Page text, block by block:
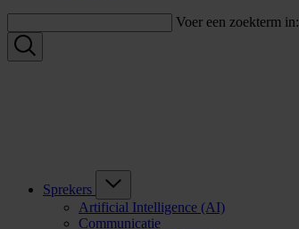
Voer een zoekterm in:
Sprekers
Artificial Intelligence (AI)
Communicatie